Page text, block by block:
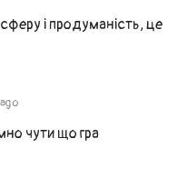
і продуманість, це
чути що гра